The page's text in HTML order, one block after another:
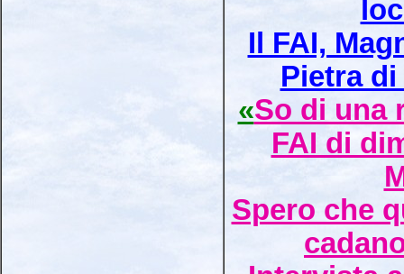
Il FAI,
Pietra
«So di una
FAI di
Spero che